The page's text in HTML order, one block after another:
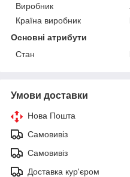
Виробник
Країна виробник
Основні атрибути
Стан
Умови доставки
Нова Пошта
Самовивіз
Самовивіз
Доставка кур'єром